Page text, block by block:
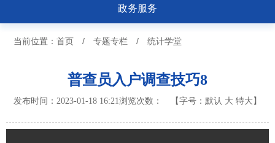
政务服务
当前位置： 首页 / 专题专栏 / 统计学堂
普查员入户调查技巧8
发布时间：2023-01-18 16:21浏览次数： 【字号： 默认 大 特大 】